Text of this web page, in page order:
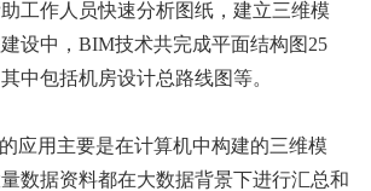
工作人员快速分析图纸，建立三维模
设中，BIM技术共完成平面结构图25
中包括机房设计总路线图等。
应用主要是在计算机中构建的三维模
数据资料都在大数据背景下进行汇总和